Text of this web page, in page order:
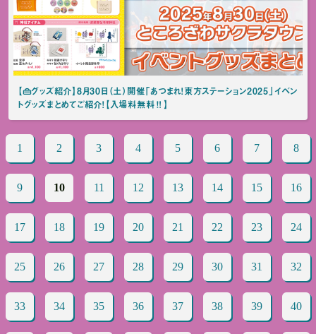
【👜グッズ紹介】8月30日（土）開催「あつまれ！東方ステーション2025」イベン
トグッズまとめてご紹介！【入場料無料‼️】
1 2 3 4 5 6 7 8
9 10 11 12 13 14 15 16
17 18 19 20 21 22 23 24
25 26 27 28 29 30 31 32
33 34 35 36 37 38 39 40